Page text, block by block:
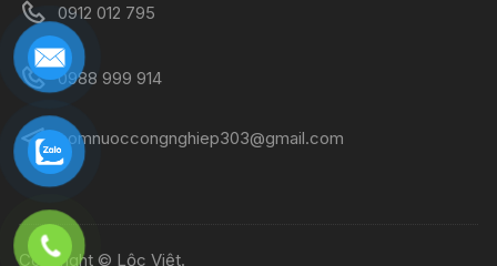
0912 012 795
0988 999 914
bomnuoccongnghiep303@gmail.com
Copyright © Lộc Việt.